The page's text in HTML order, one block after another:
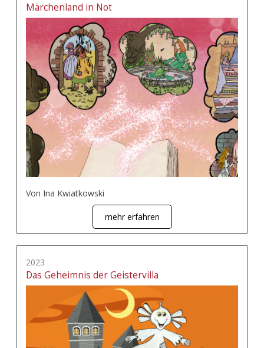
Märchenland in Not
Von Ina Kwiatkowski
mehr erfahren
2023
Das Geheimnis der Geistervilla